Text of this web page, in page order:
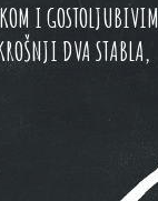
I GOSTOLJUBIVIM
DVA STABLA,